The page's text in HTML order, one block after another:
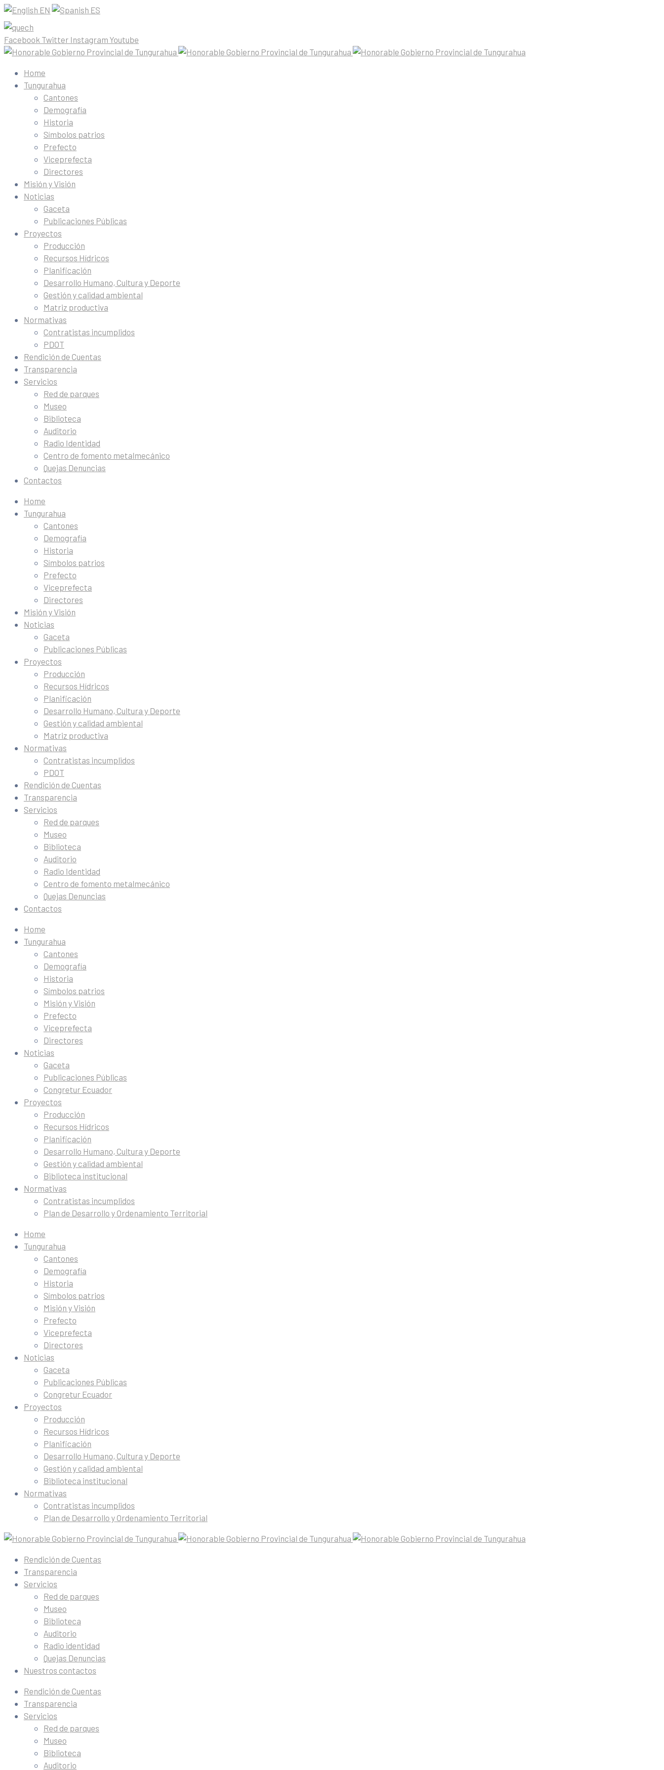
EN ES
Facebook Twitter Instagram Youtube
Home
Tungurahua
Cantones
Demografía
Historia
Símbolos patrios
Prefecto
Viceprefecta
Directores
Misión y Visión
Noticias
Gaceta
Publicaciones Públicas
Proyectos
Producción
Recursos Hídricos
Planificación
Desarrollo Humano, Cultura y Deporte
Gestión y calidad ambiental
Matriz productiva
Normativas
Contratistas incumplidos
PDOT
Rendición de Cuentas
Transparencia
Servicios
Red de parques
Museo
Biblioteca
Auditorio
Radio Identidad
Centro de fomento metalmecánico
Quejas Denuncias
Contactos
Home
Tungurahua
Cantones
Demografía
Historia
Símbolos patrios
Prefecto
Viceprefecta
Directores
Misión y Visión
Noticias
Gaceta
Publicaciones Públicas
Proyectos
Producción
Recursos Hídricos
Planificación
Desarrollo Humano, Cultura y Deporte
Gestión y calidad ambiental
Matriz productiva
Normativas
Contratistas incumplidos
PDOT
Rendición de Cuentas
Transparencia
Servicios
Red de parques
Museo
Biblioteca
Auditorio
Radio Identidad
Centro de fomento metalmecánico
Quejas Denuncias
Contactos
Home
Tungurahua
Cantones
Demografía
Historia
Símbolos patrios
Misión y Visión
Prefecto
Viceprefecta
Directores
Noticias
Gaceta
Publicaciones Públicas
Congretur Ecuador
Proyectos
Producción
Recursos Hídricos
Planificación
Desarrollo Humano, Cultura y Deporte
Gestión y calidad ambiental
Biblioteca institucional
Normativas
Contratistas incumplidos
Plan de Desarrollo y Ordenamiento Territorial
Home
Tungurahua
Cantones
Demografía
Historia
Símbolos patrios
Misión y Visión
Prefecto
Viceprefecta
Directores
Noticias
Gaceta
Publicaciones Públicas
Congretur Ecuador
Proyectos
Producción
Recursos Hídricos
Planificación
Desarrollo Humano, Cultura y Deporte
Gestión y calidad ambiental
Biblioteca institucional
Normativas
Contratistas incumplidos
Plan de Desarrollo y Ordenamiento Territorial
Rendición de Cuentas
Transparencia
Servicios
Red de parques
Museo
Biblioteca
Auditorio
Radio identidad
Quejas Denuncias
Nuestros contactos
Rendición de Cuentas
Transparencia
Servicios
Red de parques
Museo
Biblioteca
Auditorio